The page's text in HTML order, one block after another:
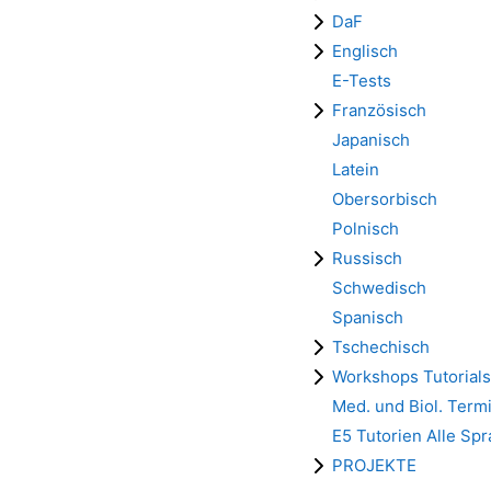
DaF
Englisch
E-Tests
Französisch
Japanisch
Latein
Obersorbisch
Polnisch
Russisch
Schwedisch
Spanisch
Tschechisch
Workshops Tutorials
Med. und Biol.
E5 Tutorien Alle
PROJEKTE